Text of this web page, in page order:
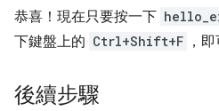
恭喜！現在只要按一下
下鍵盤上的 Ctrl+Shift+F ，
後續步驟